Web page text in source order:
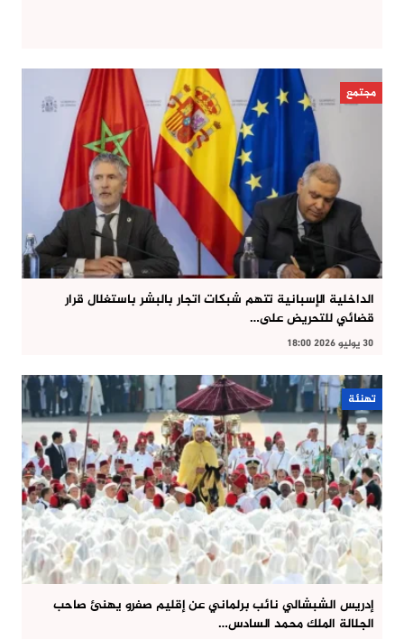
مجتمع
الداخلية الإسبانية تتهم شبكات اتجار بالبشر باستغلال قرار
قضائي للتحريض على…
30 يوليو 2026 18:00
تهنئة
إدريس الشبشالي نائب برلماني عن إقليم صفرو يهنئ صاحب
الجلالة الملك محمد السادس…